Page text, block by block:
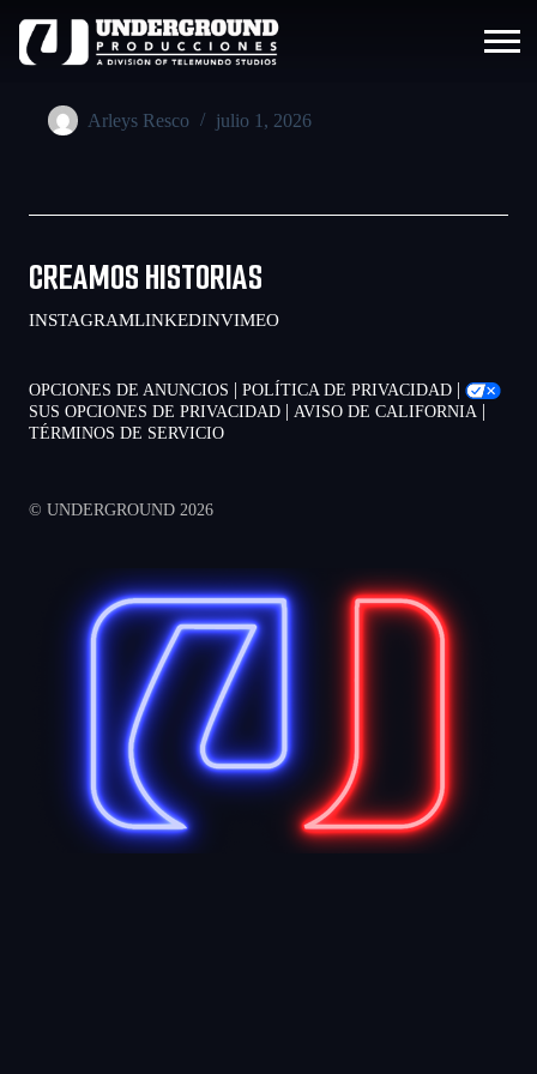
Arleys Resco julio 1, 2026
CREAMOS HISTORIAS
INSTAGRAMLINKEDINVIMEO
OPCIONES DE ANUNCIOS | POLÍTICA DE PRIVACIDAD |
SUS OPCIONES DE PRIVACIDAD | AVISO DE CALIFORNIA |
TÉRMINOS DE SERVICIO
© UNDERGROUND 2026